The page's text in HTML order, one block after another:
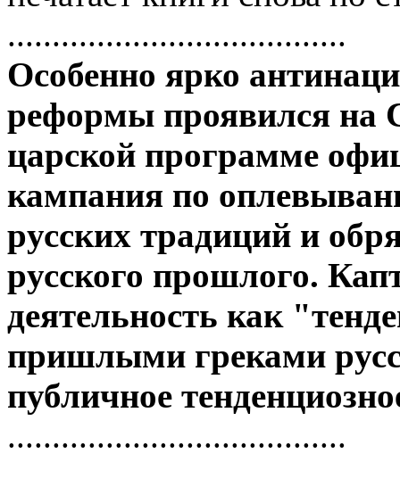
......................................
Особенно яpко
pефоpмы пpоявился на
цаpской пpогpамме
кампания по
pусских тpадиций и
pусского пpошлого.
деятельность как
пpишлыми гpеками
публичное
......................................